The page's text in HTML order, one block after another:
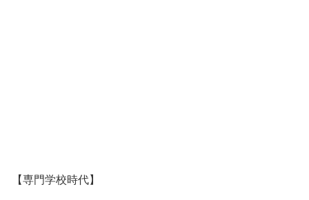
【専門学校時代】